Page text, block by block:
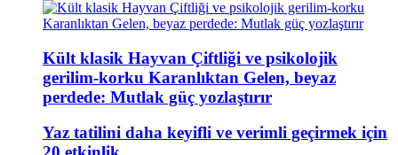
Kült klasik Hayvan Çiftliği ve psikolojik
gerilim-korku Karanlıktan Gelen, beyaz
perdede: Mutlak güç yozlaştırır
Yaz tatilini daha keyifli ve verimli geçirmek için